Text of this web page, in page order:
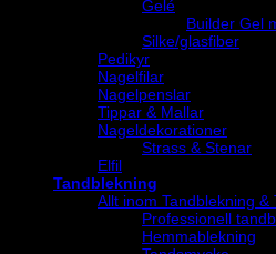
Gelé
Builder Gel
Silke/glasfiber
Pedikyr
Nagelfilar
Nagelpenslar
Tippar & Mallar
Nageldekorationer
Strass & Stenar
Elfil
Tandblekning
Allt inom Tandblekning &
Professionell
Hemmablekning